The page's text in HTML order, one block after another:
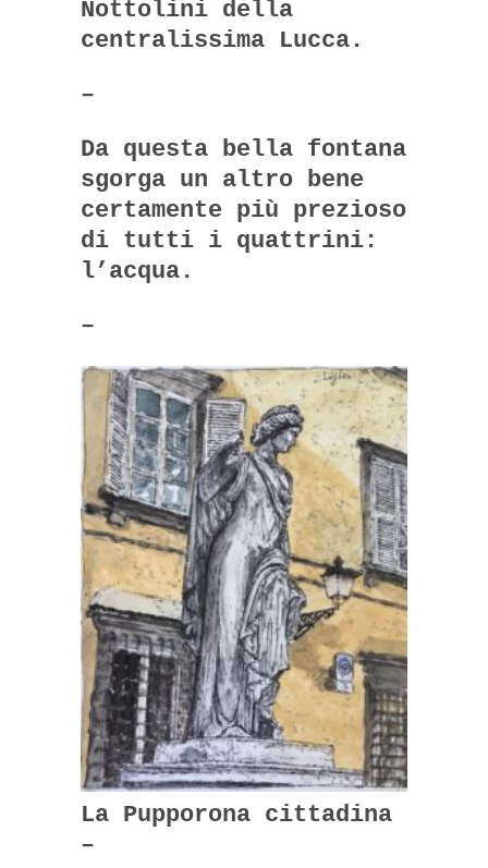
Nottolini della
centralissima Lucca.
–
Da questa bella fontana
sgorga un altro bene
certamente più prezioso
di tutti i quattrini:
l’acqua.
–
La Pupporona cittadina
–